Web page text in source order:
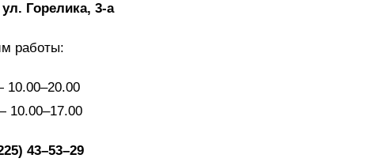
Горелика, 3-а
работы:
10.00–20.00
10.00–17.00
43–53–29